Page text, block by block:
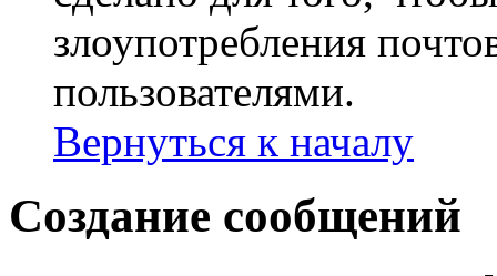
злоупотребления
пользователями.
Вернуться к началу
Создание сообщений